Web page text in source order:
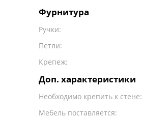
Фурнитура
Ручки:
Петли:
Крепеж:
Доп. характеристики
Необходимо крепить к стене:
Мебель поставляется: